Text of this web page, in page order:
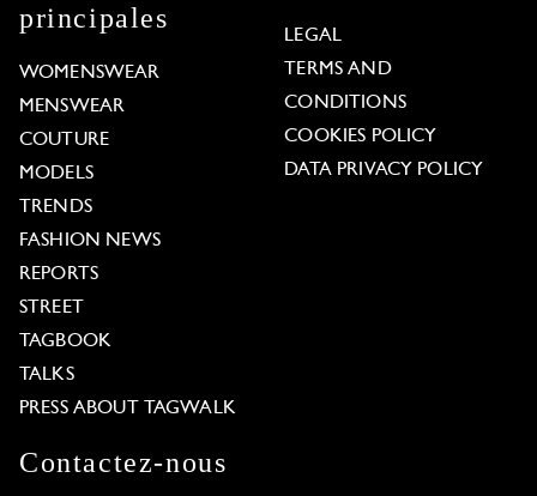
principales
WOMENSWEAR
MENSWEAR
COUTURE
MODELS
TRENDS
FASHION NEWS
REPORTS
STREET
TAGBOOK
TALKS
PRESS ABOUT TAGWALK
LEGAL
TERMS AND
CONDITIONS
COOKIES POLICY
DATA PRIVACY POLICY
Contactez-nous